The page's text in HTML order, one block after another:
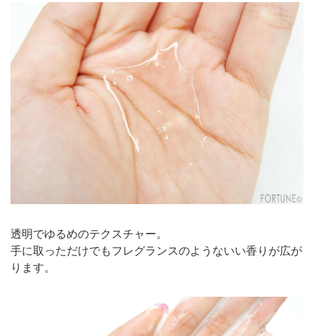
透明でゆるめのテクスチャー。
手に取っただけでもフレグランスのようないい香りが広が
ります。